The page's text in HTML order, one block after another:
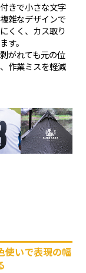
きで小さな文字
雑なデザインで
くく、カス取り
す。
がれても元の位
作業ミスを軽減
使いで表現の幅